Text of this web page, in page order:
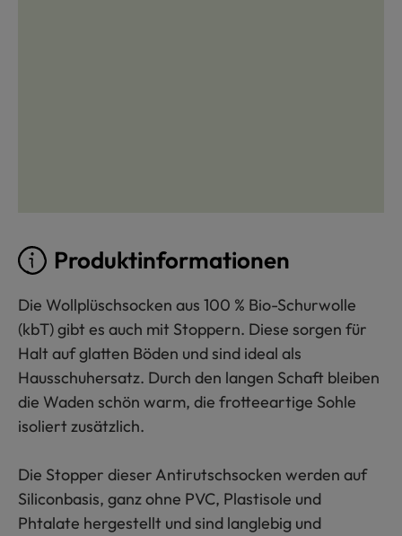
Produktinformationen
Die Wollplüschsocken aus 100 % Bio-Schurwolle
(kbT) gibt es auch mit Stoppern. Diese sorgen für
Halt auf glatten Böden und sind ideal als
Hausschuhersatz. Durch den langen Schaft bleiben
die Waden schön warm, die frotteeartige Sohle
isoliert zusätzlich.
Die Stopper dieser Antirutschsocken werden auf
Siliconbasis, ganz ohne PVC, Plastisole und
Phtalate hergestellt und sind langlebig und